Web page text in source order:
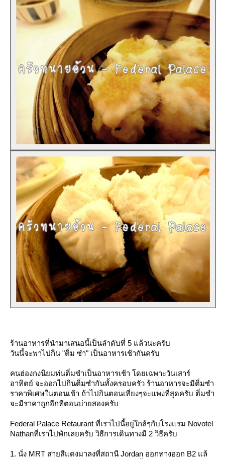
ร้านอาหารที่นำมาเสนอนี้เป็นลำดับที่ 5 แล้วนะครับ
วันนี้จะพาไปกิน "ติ่ม ซำ" เป็นอาหารเช้ากันครับ
คนฮ่องกงนิยมท่นติ่มซำเป็นอาหารเช้า โดยเฉพาะวันเสาร์
อาทิตย์ จะออกไปกินติ่มซำกันทั้งครอบครัว ร้านอาหารจะมีติ่มซำ
ราคาพิเศษในตอนเช้า ถ้าไปกินตอนเที่ยงๆจะแพงที่สุดครับ ติ่มซำ
จะมีราคาถูกอีกทีตอนบ่ายสองครับ
Federal Palace Retaurant ที่เราไปนี้อยู่ใกล้ๆกับโรงแรม Novotel
Nathanที่เราไปพักเลยครับ วิธีการเดินทางมี 2 วิธีครับ
1. นั่ง MRT สายสีแดงมาลงที่สถานี Jordan ออกทางออก B2 แล้